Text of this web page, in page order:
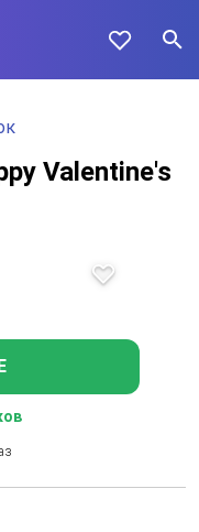
Valentine's